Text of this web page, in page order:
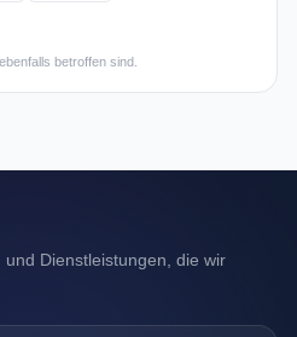
betroffen sind.
Dienstleistungen, die wir